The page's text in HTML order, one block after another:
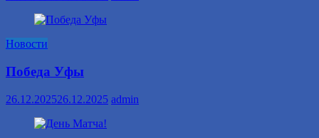
Новости
Победа Уфы
26.12.202526.12.2025 admin